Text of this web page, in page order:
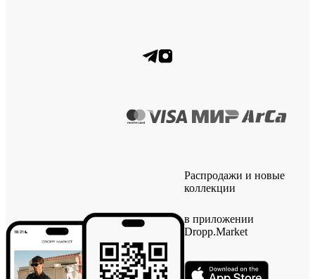
Распродажи и новые
коллекции
в приложении
Dropp.Market